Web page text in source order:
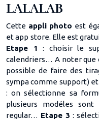
LALALAB
Cette appli photo est
et app store. Elle est
Etape 1 : choisir le
calendriers… A noter que
possible de faire des
sympa comme support)
: on sélectionne sa
plusieurs modéles sont
regular… Etape 3 :